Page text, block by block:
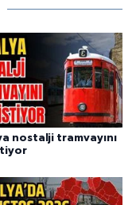
nostalji tramvayını